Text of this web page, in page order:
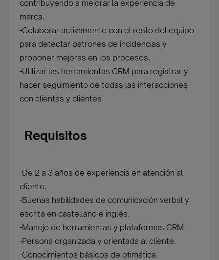
contribuyendo a mejorar la experiencia de
marca.
-Colaborar activamente con el resto del equipo
para detectar patrones de incidencias y
proponer mejoras en los procesos.
-Utilizar las herramientas CRM para registrar y
hacer seguimiento de todas las interacciones
con clientas y clientes.
Requisitos
-De 2 a 3 años de experiencia en atención al
cliente.
-Buenas habilidades de comunicación verbal y
escrita en castellano e inglés.
-Manejo de herramientas y plataformas CRM.
-Persona organizada y orientada al cliente.
-Conocimientos básicos de ofimática.